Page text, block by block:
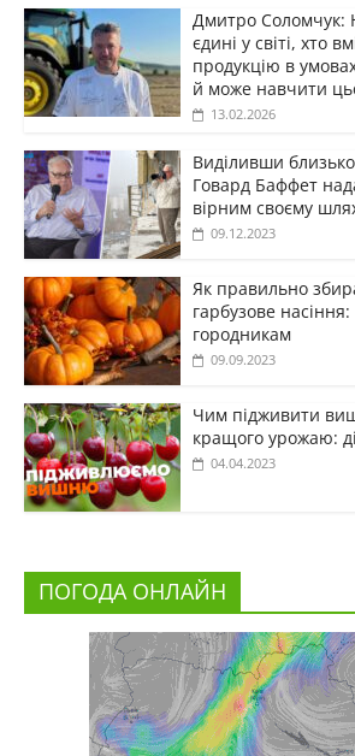
Дмитро Соломчук:
єдині у світі, хто
продукцію в
й може навчити
13.02.2026
Виділивши
Говард Баффет
вірним своєму
09.12.2023
Як правильно
гарбузове
городникам
09.09.2023
Чим підживити
кращого урожаю:
04.04.2023
ПОГОДА ОНЛАЙН